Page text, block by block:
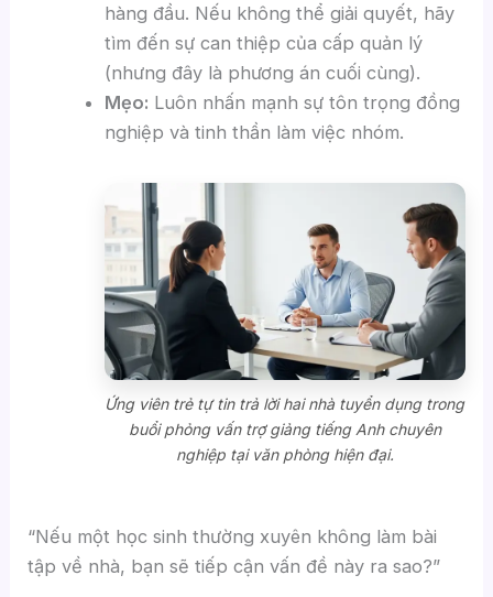
hàng đầu. Nếu không thể giải quyết, hãy
tìm đến sự can thiệp của cấp quản lý
(nhưng đây là phương án cuối cùng).
Mẹo: Luôn nhấn mạnh sự tôn trọng đồng
nghiệp và tinh thần làm việc nhóm.
Ứng viên trẻ tự tin trả lời hai nhà tuyển dụng trong
buổi phỏng vấn trợ giảng tiếng Anh chuyên
nghiệp tại văn phòng hiện đại.
“Nếu một học sinh thường xuyên không làm bài
tập về nhà, bạn sẽ tiếp cận vấn đề này ra sao?”